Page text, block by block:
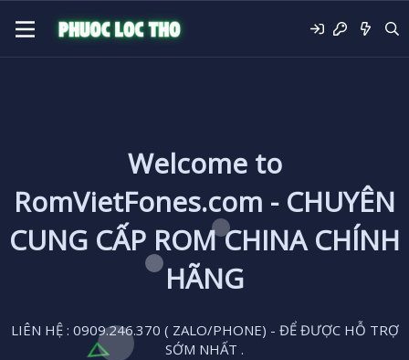
Welcome to
RomVietFones.com - CHUYÊN
CUNG CẤP ROM CHINA CHÍNH
HÃNG
LIÊN HỆ : 0909.246.370 ( ZALO/PHONE) - ĐỂ ĐƯỢC HỖ TRỢ
SỚM NHẤT .